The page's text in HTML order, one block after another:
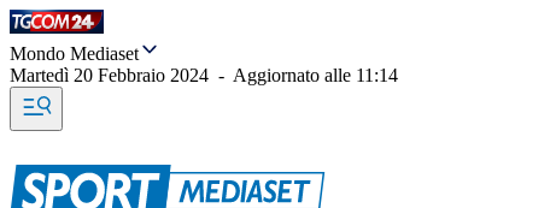
Mondo Mediaset
Martedì 20 Febbraio 2024 - Aggiornato alle 11:14